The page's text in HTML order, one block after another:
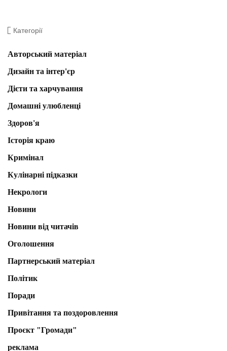
Категорії
Авторський матеріал
Дизайн та інтер'єр
Дієти та харчування
Домашні улюбленці
Здоров'я
Історія краю
Кримінал
Кулінарні підказки
Некрологи
Новини
Новини від читачів
Оголошення
Партнерський матеріал
Політик
Поради
Привітання та поздоровлення
Проєкт "Громади"
реклама